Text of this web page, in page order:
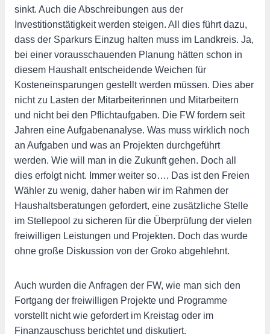
sinkt. Auch die Abschreibungen aus der
Investitionstätigkeit werden steigen. All dies führt dazu,
dass der Sparkurs Einzug halten muss im Landkreis. Ja,
bei einer vorausschauenden Planung hätten schon in
diesem Haushalt entscheidende Weichen für
Kosteneinsparungen gestellt werden müssen. Dies aber
nicht zu Lasten der Mitarbeiterinnen und Mitarbeitern
und nicht bei den Pflichtaufgaben. Die FW fordern seit
Jahren eine Aufgabenanalyse. Was muss wirklich noch
an Aufgaben und was an Projekten durchgeführt
werden. Wie will man in die Zukunft gehen. Doch all
dies erfolgt nicht. Immer weiter so…. Das ist den Freien
Wähler zu wenig, daher haben wir im Rahmen der
Haushaltsberatungen gefordert, eine zusätzliche Stelle
im Stellepool zu sicheren für die Überprüfung der vielen
freiwilligen Leistungen und Projekten. Doch das wurde
ohne große Diskussion von der Groko abgehlehnt.
Auch wurden die Anfragen der FW, wie man sich den
Fortgang der freiwilligen Projekte und Programme
vorstellt nicht wie gefordert im Kreistag oder im
Finanzauschuss berichtet und diskutiert.